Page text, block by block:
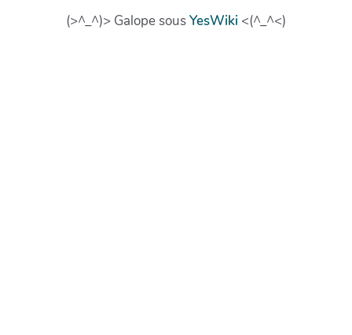
(>^_^)> Galope sousYesWiki <(^_^<)